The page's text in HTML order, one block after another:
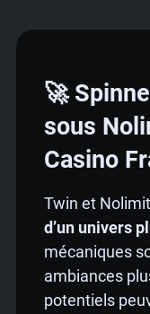
🚀
sous
Casino
Twin et
d’un univers
mécaniques
ambiances
potentiels